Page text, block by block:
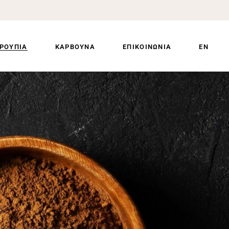
ΚΑΡΒΟΥΝΑ ΕΠΙΚΟΙΝΩΝΙΑ EN